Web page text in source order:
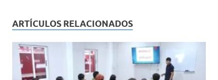
ARTÍCULOS RELACIONADOS